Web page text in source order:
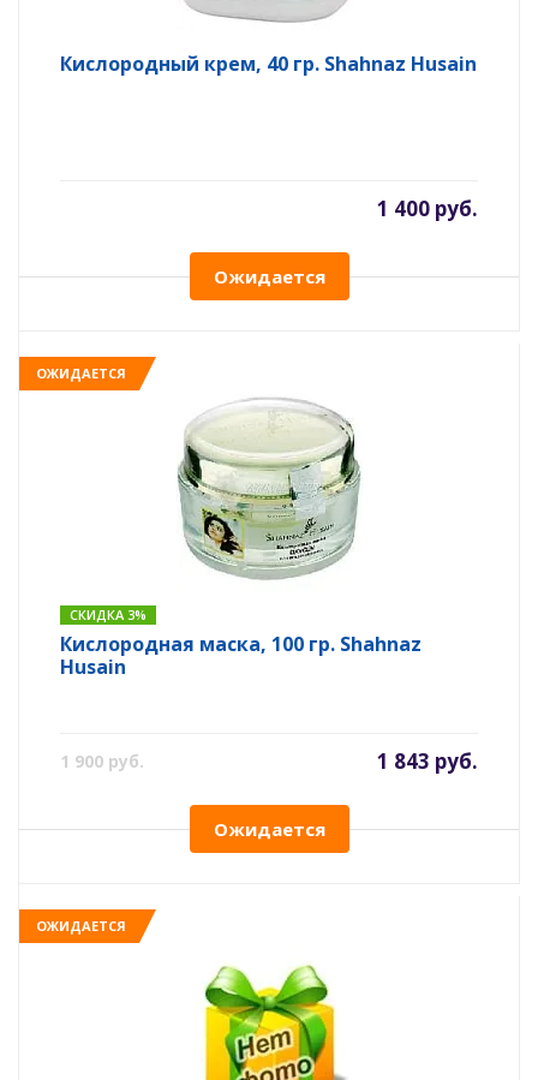
Кислородный крем, 40 гр. Shahnaz Husain
1 400 руб.
Ожидается
ОЖИДАЕТСЯ
СКИДКА 3%
Кислородная маска, 100 гр. Shahnaz
Husain
1 900 руб. 1 843 руб.
Ожидается
ОЖИДАЕТСЯ